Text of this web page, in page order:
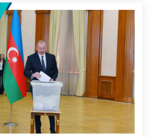
seit Wochen in historischem
Straße. Doch die Regierung
auf Konfrontation. Dabei
nur um das vielzitierte
sondern um größere
Verschiebungen in der Region.
steht viel auf dem Spiel.